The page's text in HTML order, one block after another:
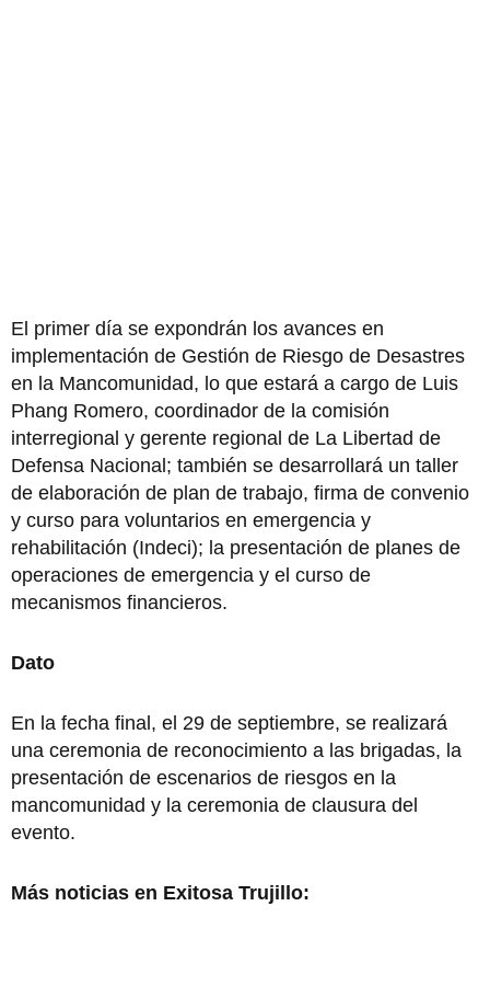
El primer día se expondrán los avances en
implementación de Gestión de Riesgo de Desastres
en la Mancomunidad, lo que estará a cargo de Luis
Phang Romero, coordinador de la comisión
interregional y gerente regional de La Libertad de
Defensa Nacional; también se desarrollará un taller
de elaboración de plan de trabajo, firma de convenio
y curso para voluntarios en emergencia y
rehabilitación (Indeci); la presentación de planes de
operaciones de emergencia y el curso de
mecanismos financieros.
Dato
En la fecha final, el 29 de septiembre, se realizará
una ceremonia de reconocimiento a las brigadas, la
presentación de escenarios de riesgos en la
mancomunidad y la ceremonia de clausura del
evento.
Más noticias en Exitosa Trujillo: